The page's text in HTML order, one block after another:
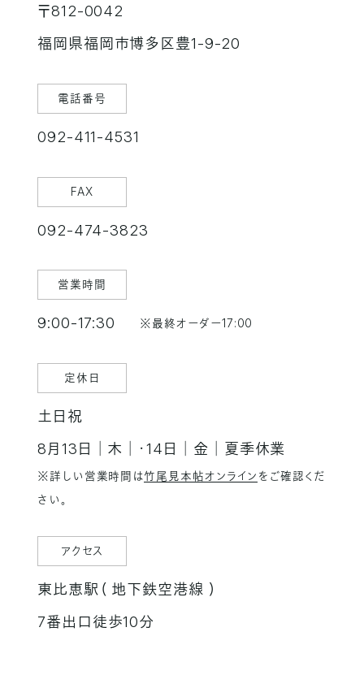
〒812-0042
福岡県福岡市博多区豊1-9-20
電話番号
092-411-4531
FAX
092-474-3823
営業時間
9:00-17:30 ※最終オーダー17:00
定休日
土日祝
8月13日│木│・14日│金│夏季休業
※詳しい営業時間は竹尾見本帖オンライン をご確認くだ
さい。
アクセス
東比恵駅（ 地下鉄空港線 ）
7番出口徒歩10分